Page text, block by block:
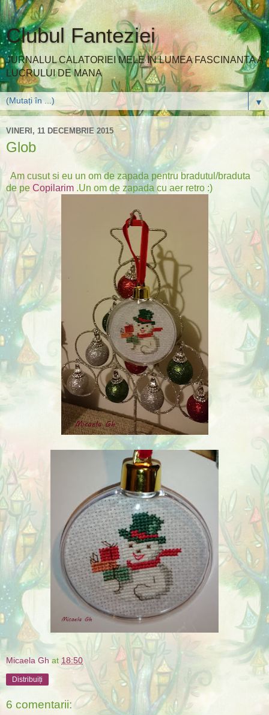
Clubul Fanteziei
JURNALUL CALATORIEI MELE IN LUMEA FASCINANTA A
LUCRULUI DE MANA
▼
VINERI, 11 DECEMBRIE 2015
Glob
Am cusut si eu un om de zapada pentru bradutul/braduta
de pe Copilarim .Un om de zapada cu aer retro :)
Micaela Gh at 18:50
Distribuiți
6 comentarii: